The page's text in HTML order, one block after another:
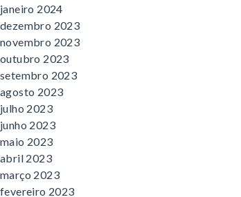
janeiro 2024
dezembro 2023
novembro 2023
outubro 2023
setembro 2023
agosto 2023
julho 2023
junho 2023
maio 2023
abril 2023
março 2023
fevereiro 2023